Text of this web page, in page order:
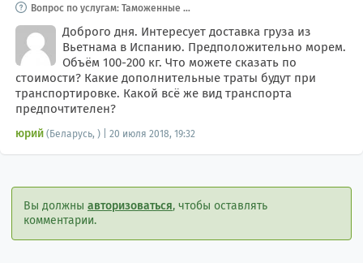
Вопрос по услугам: Таможенные и
енные Доброго дня. Интересует доставка груза из
Вьетнама в Испанию. Предположительно морем.
Объём 100-200 кг. Что можете сказать по
стоимости? Какие дополнительные траты будут при
транспортировке. Какой всё же вид транспорта
предпочтителен?
юрий (Беларусь, ) | 20 июля 2018, 19:32
Вы должны авторизоваться, чтобы оставлять
комментарии.